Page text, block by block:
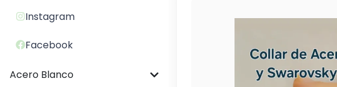
Instagram
Facebook
Acero Blanco